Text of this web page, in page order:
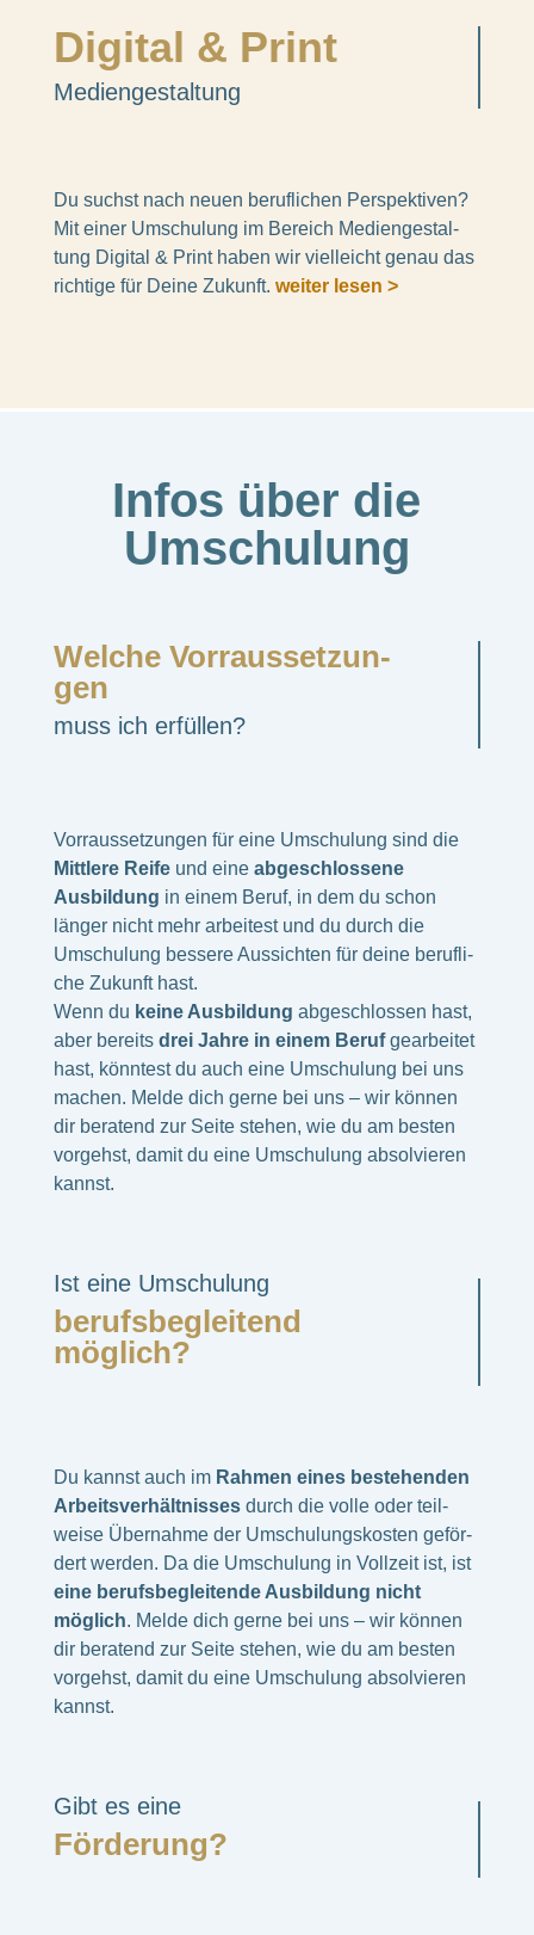
Digi­tal & Print
Medi­en­ge­stal­tung
Du suchst nach neuen beruf­li­chen Perspek­ti­ven?
Mit einer Umschu­lung im Bereich Medi­en­ge­stal­
tung Digi­tal & Print haben wir viel­leicht genau das
rich­tige für Deine Zukunft. weiter lesen >
Infos über die
Umschu­lung
Welche Vorraus­set­zun­
gen
muss ich erfül­len?
Vorraus­set­zun­gen für eine Umschu­lung sind die
Mitt­lere Reifeund eine abge­schlos­sene
Ausbil dung in einem Beruf, in dem du schon
länger nicht mehr arbei­test und du durch die
Umschu­lung bessere Aussich­ten für deine beruf­li­
che Zukunft hast.
Wenn du keine Ausbil­dung abge­schlos­sen hast,
aber bereits drei Jahre in einem Berufgear­bei­tet
hast, könn­test du auch eine Umschu­lung bei uns
machen. Melde dich gerne bei uns – wir können
dir bera­tend zur Seite stehen, wie du am besten
vorgehst, damit du eine Umschu­lung absol­vie­ren
kannst.
Ist eine Umschu­lung
berufs­be­glei­tend
möglich?
Du kannst auch im Rahmen eines bestehen­den
Arbeits­ver­hält­nis­sesdurch die volle oder teil­
weise Über­nahme der Umschu­lungs­kos­ten geför­
dert werden. Da die Umschu­lung in Voll­zeit ist, ist
eine berufs­be­glei­tende Ausbil­dung nicht
möglich. Melde dich gerne bei uns – wir können
dir bera­tend zur Seite stehen, wie du am besten
vorgehst, damit du eine Umschu­lung absol­vie­ren
kannst.
Gibt es eine
Förde­rung?